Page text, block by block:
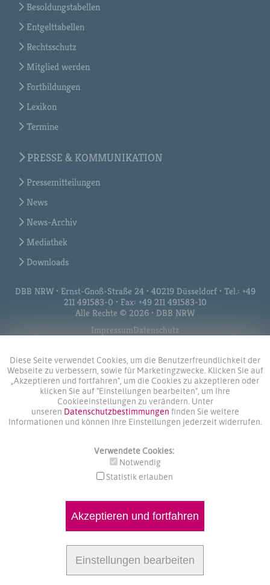
Diese Seite verwendet Cookies, um die Benutzerfreundlichkeit der
Webseite zu verbessern, sowie für Marketingzwecke. Klicken Sie auf
„Akzeptieren und fortfahren", um die Cookies zu akzeptieren oder
klicken Sie auf "Einstellungen bearbeiten", um Ihre
Cookieeinstellungen zu verändern. Unter
unseren Datenschutzbestimmungen finden Sie weitere
Informationen und können Ihre Einstellungen jederzeit widerrufen.
Verwendete Cookies:
Notwendig
Statistik erlauben
Akzeptieren und fortfahren
Einstellungen bearbeiten
Besoldungstabellen
Entgelttabellen
Rechtsschutz
Mitglied werden
Fortbildungen
Lexikon
Termine
PRESSE & KOMMUNIKATION
Pressemitteilungen
News
News-Archiv
Mediathek
Downloads
DBB NRW • Ernst-Gnoß-Straße 24 • 40219 Düsseldorf • Tel.: +49
211 491583-0 • Fax: +49 211 491583-10
Alle Rechte © 2026 • DBB NRW
ImpressumDatenschutz